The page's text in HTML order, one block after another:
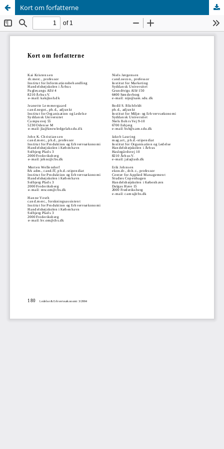
Kort om forfatterne